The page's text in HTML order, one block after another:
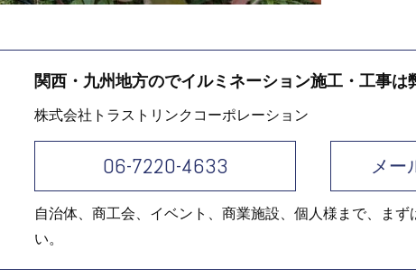
関西・九州地方のでイルミネーション施工・工事は
株式会社トラストリンクコーポレーション
06-7220-4633 メー
自治体、商工会、イベント、商業施設、個人様まで、まず
い。